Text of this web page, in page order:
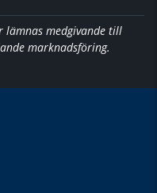
lämnas medgivande till
marknadsföring.